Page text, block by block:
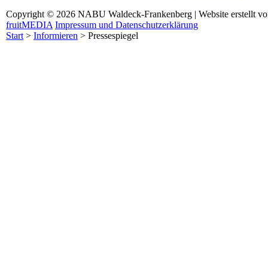
Copyright © 2026 NABU Waldeck-Frankenberg | Website erstellt
fruitMEDIA Impressum und Datenschutzerklärung
Start> Informieren > Pressespiegel